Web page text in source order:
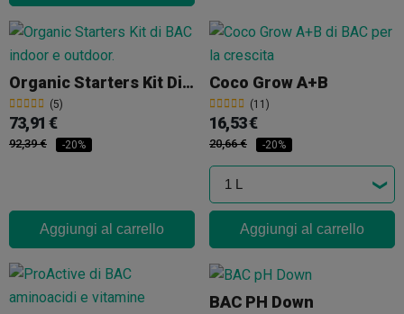
Organic Starters Kit Di BAC
(5)
73,91 €
92,39 € -20%
Aggiungi al carrello
Coco Grow A+B
(11)
16,53 €
20,66 € -20%
Aggiungi al carrello
BAC PH Down